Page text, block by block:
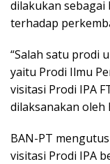
dilakukan
terhadap
“Salah satu prodi
yaitu Prodi Ilmu
visitasi Prodi IPA
dilaksanakan oleh
BAN-PT
visitasi Prodi IPA